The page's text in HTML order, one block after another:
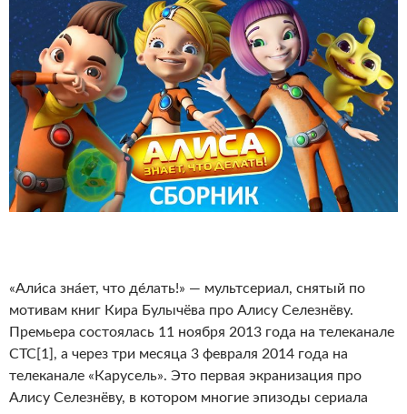
«Али́са зна́ет, что де́лать!» — мультсериал, снятый по
мотивам книг Кира Булычёва про Алису Селезнёву.
Премьера состоялась 11 ноября 2013 года на телеканале
СТС[1], а через три месяца 3 февраля 2014 года на
телеканале «Карусель». Это первая экранизация про
Алису Селезнёву, в котором многие эпизоды сериала